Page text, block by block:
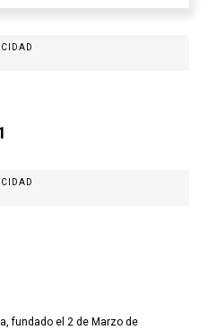
fundado el 2 de Marzo de